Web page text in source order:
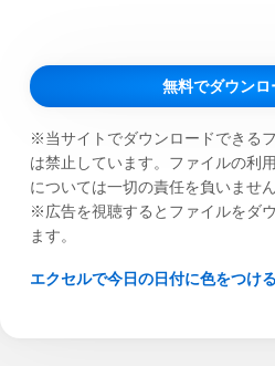
無料でダウンロ
※当サイトでダウンロードできる
は禁止しています。ファイルの利
については一切の責任を負いません
※広告を視聴するとファイルをダ
ます。
エクセルで今日の日付に色をつけ